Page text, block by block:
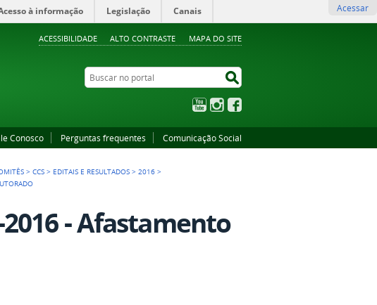
ACESSIBILIDADE ALTO CONTRASTE MAPA DO SITE
à informação Legislação Canais Acessar
Buscar no portal
YouTubeInstagram
Conosco Perguntas frequentes Comunicação Social
>CCS > EDITAIS E RESULTADOS >2016 >
- Afastamento